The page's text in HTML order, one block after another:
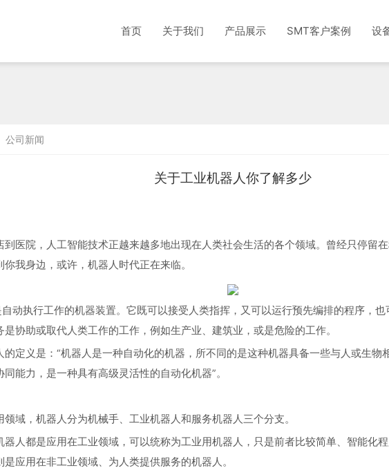
首页 关于我们 产品展示 SMT客户案例 设
公司新闻
关于工业机器人你了解多少
到医院，人工智能技术正越来越多地出现在人类社会生活的各个领域。曾经只停留
我身边，或许，机器人时代正在来临。
动执行工作的机器装置。它既可以接受人类指挥，又可以运行预先编排的程序，
协助或取代人类工作的工作，例如生产业、建筑业，或是危险的工作。
的定义是：“机器人是一种自动化的机器，所不同的是这种机器具备一些与人或生物
能力，是一种具有高级灵活性的自动化机器”。
域，机器人分为机械手、工业机器人和服务机器人三个分支。
器人都是应用在工业领域，可以统称为工业用机器人，只是前者比较简单、智能化
应用在非工业领域、为人类提供服务的机器人。